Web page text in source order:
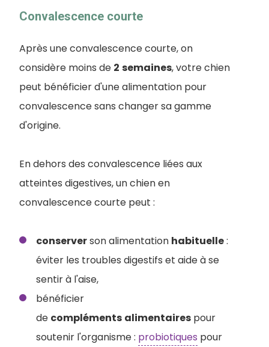
Convalescence courte
Après une convalescence courte, on
considère moins de 2 semaines, votre chien
peut bénéficier d'une alimentation pour
convalescence sans changer sa gamme
d'origine.
En dehors des convalescence liées aux
atteintes digestives, un chien en
convalescence courte peut :
conserverson alimentation habituelle:
éviter les troubles digestifs et aide à se
sentir à l'aise,
bénéficier
de compléments alimentaires pour
soutenir l'organisme : probiotiques pour